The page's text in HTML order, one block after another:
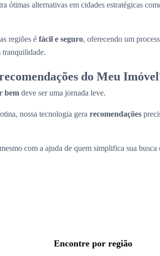
ótimas alternativas em cidades estratégicas
regiões é fácil e seguro, oferecendo um
tranquilidade.
do Meu
bem deve ser uma jornada leve.
nossa tecnologia gera recomendações
com a ajuda de quem simplifica sua
Encontre por região